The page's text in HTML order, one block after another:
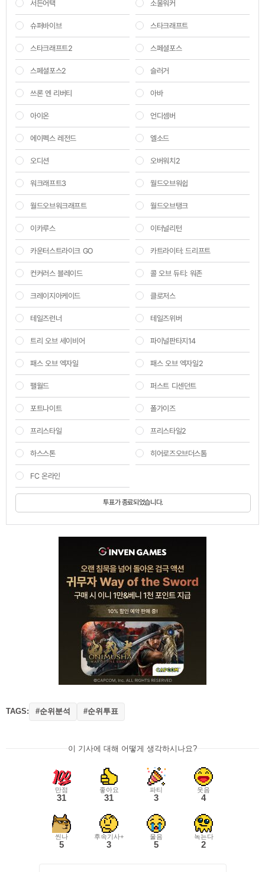
서든어택 소울워커
슈퍼바이브 스타크래프트
스타크래프트2 스페셜포스
스페셜포스2 슬러거
쓰론 엔 리버티 아바
아이온 언디셈버
에이펙스 레전드 엘소드
오디션 오버워치2
워크래프트3 월드오브워쉽
월드오브워크래프트 월드오브탱크
이카루스 이터널리턴
카운터스트라이크 GO 카트라이터: 드리프트
컨커러스 블레이드 콜 오브 듀티: 워존
크레이지아케이드 클로저스
테일즈런너 테일즈위버
트리 오브 세이비어 파이널판타지14
패스 오브 엑자일 패스 오브 엑자일2
팰월드 퍼스트 디센던트
포트나이트 폴가이즈
프리스타일 프리스타일2
하스스톤 히어로즈오브더스톰
FC 온라인
투표가 종료되었습니다.
TAGS: #순위분석 #순위투표
이 기사에 대해 어떻게 생각하시나요?
만점
31
좋아요
31
파티
3
웃음
4
씬나
5
후속기사+
3
울음
5
녹는다
2